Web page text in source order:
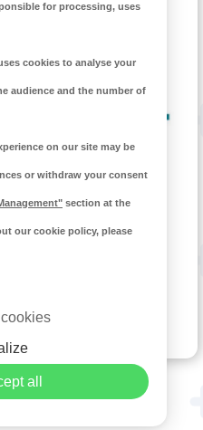
À FOUGÈRES
programmation
for processing, uses
cookies to analyse your
audience and the number of
on our site may be
or withdraw your consent
section at the
our cookie policy, please
all